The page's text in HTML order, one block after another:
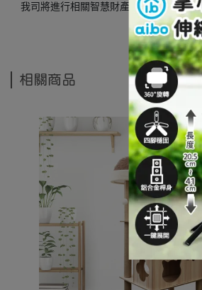
我司將進行相關智慧財產著作權與商標權
相關商品